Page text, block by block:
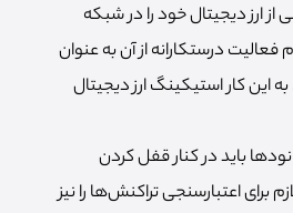
از ارز دیجیتال خود را در شبکه
درستکارانه از آن به عنوان
این کار استیکینگ ارز دیجیتال
باید در کنار قفل کردن
برای اعتبارسنجی تراکنش‌ها را نیز